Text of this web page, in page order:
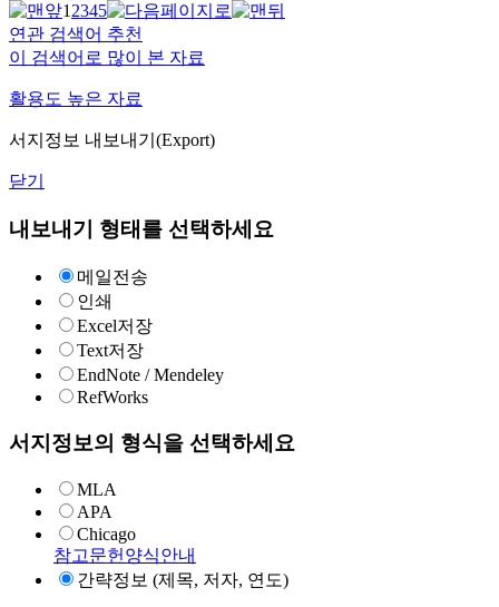
12345
연관 검색어 추천
이 검색어로 많이 본 자료
활용도 높은 자료
서지정보 내보내기(Export)
닫기
내보내기 형태를 선택하세요
메일전송
인쇄
Excel저장
Text저장
EndNote / Mendeley
RefWorks
서지정보의 형식을 선택하세요
MLA
APA
Chicago
참고문헌양식안내
간략정보 (제목, 저자, 연도)